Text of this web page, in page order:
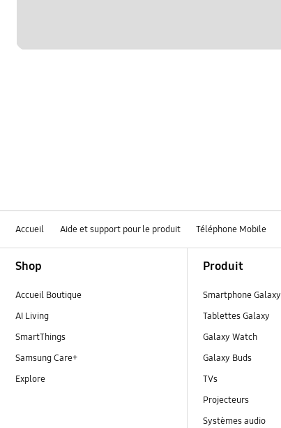
Accueil Aide et support pour le produit Téléphone Mobile
Shop
Accueil Boutique
AI Living
SmartThings
Samsung Care+
Explore
Produit
Smartphone Galaxy
Tablettes Galaxy
Galaxy Watch
Galaxy Buds
TVs
Projecteurs
Systèmes audio